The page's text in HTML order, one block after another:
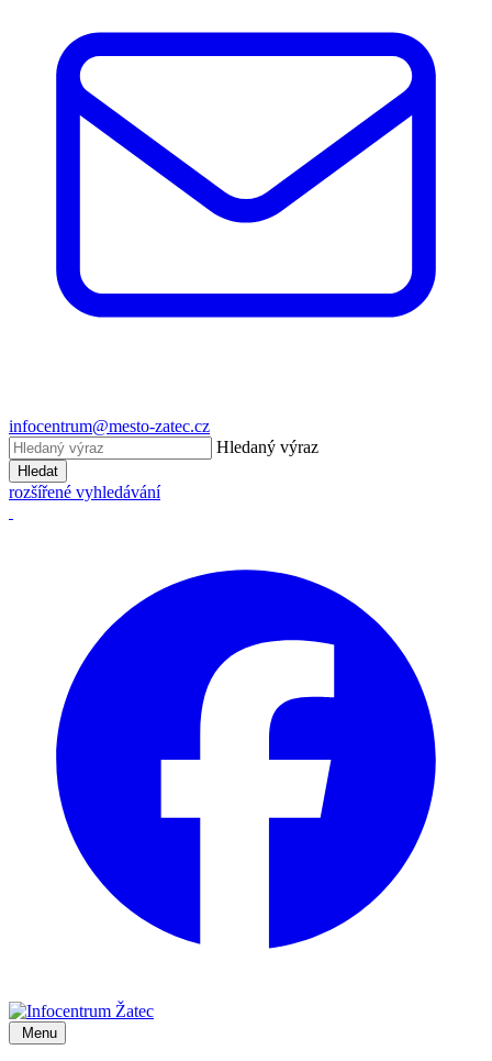
infocentrum@mesto-zatec.cz
Hledaný výraz
Hledat
rozšířené vyhledávání
Menu